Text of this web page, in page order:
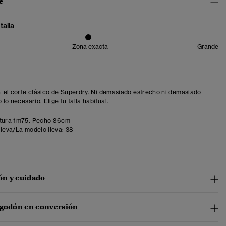
Zona exacta Grande
el corte clásico de Superdry. Ni demasiado estrecho ni demasiado
lo necesario. Elige tu talla habitual.
1m75. Pecho 86cm
La modelo lleva: 38
y cuidado
en conversión